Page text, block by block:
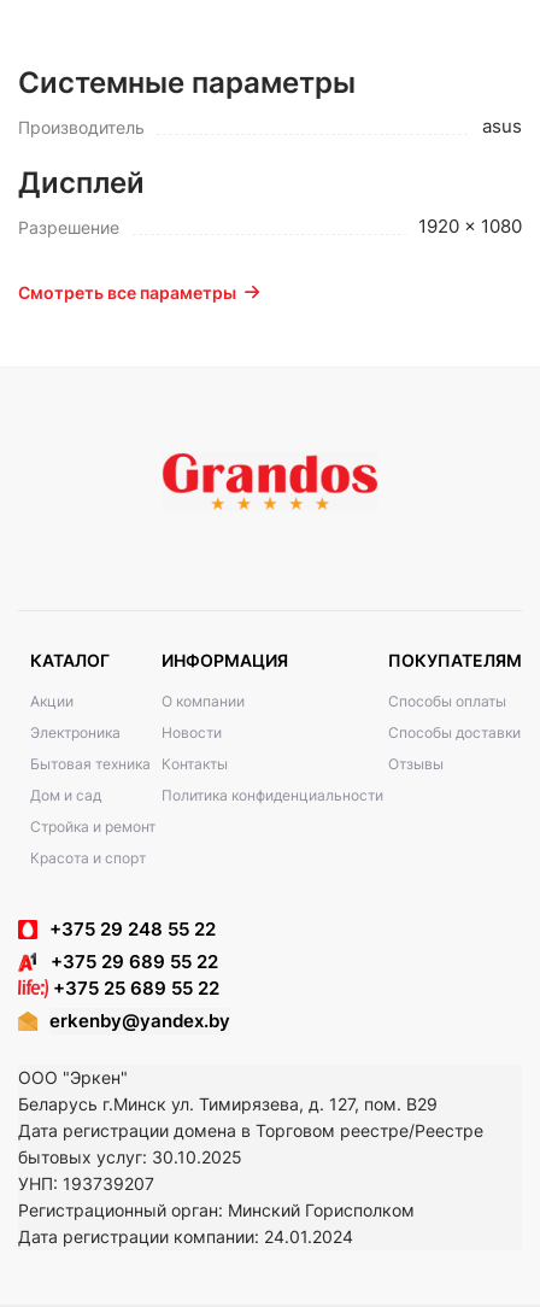
Системные параметры
Производитель asus
Дисплей
Разрешение 1920 x 1080
Смотреть все параметры
КАТАЛОГ
Акции
Электроника
Бытовая техника
Дом и сад
Стройка и ремонт
Красота и спорт
ИНФОРМАЦИЯ
О компании
Новости
Контакты
Политика конфиденциальности
ПОКУПАТЕЛЯМ
Способы оплаты
Способы доставки
Отзывы
+375 29 248 55 22
+375 29 689 55 22
+375 25 689 55 22
erkenby@yandex.by
ООО "Эркен"
Беларусь г.Минск ул. Тимирязева, д. 127, пом. В29
Дата регистрации домена в Торговом реестре/Реестре
бытовых услуг: 30.10.2025
УНП: 193739207
Регистрационный орган: Минский Горисполком
Дата регистрации компании: 24.01.2024